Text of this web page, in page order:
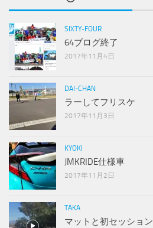
SIXTY-FOUR
64ブログ終了
2017年11月4日
DAI-CHAN
ラーしてフリスケ
2017年11月3日
KYOKI
JMKRIDE仕様車
2017年11月2日
TAKA
マットと初セッション